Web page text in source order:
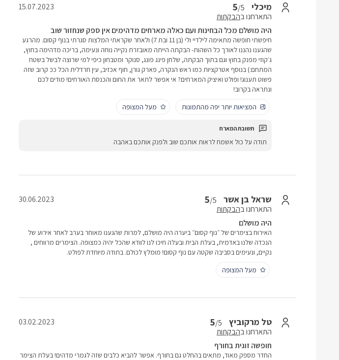
מיכלי 5/5
התארחנו בהבקתות
15.07.2023
היה מושלם מכל הבחינות ועם כאלה מארחים מדהימים אין ספק שנחזור שוב
חיפשתי חופשה מתאימה לילדיי ולי (בן 11 ובת 7) ולאחר שקראתי המלצות סגרתי בנוף קסום. מהרגע
שהגענו נהננו לאורך כל השהות- הבקתה הייתה מאובזרת נקייה נוחה ונעימה, בריכה מדהימה בחוץ,
ג׳קוזי מפנק בחוץ וגם בתוך הבקתה, שלחן פינג פונג, סנוקר ומטבחון כיפי למי שרוצה לבשל בשטח
המתחם:) בנוסף אטרקציות כמו ראש הנקרה, פארק גורן, חוף אכזיב, עין חרדלית הכל ככ קרוב שזה
פשוט תענוג! ופולט ואיציק המארחים? אי אפשר לתאר את החום והכנסת האורחים! מודים לכם
ונתראה בקרוב!
המציאות יותר יפה מהתמונות
מעל המצופה
תודה על כול אשמח לראות אותכם שוב ולפנק אותכם באהבה
שראל בן אשר 5/5
התארחנו בהבקתות
30.06.2023
היה מושלם
האירוח בצימרים של ״נוף קסום״ ביערה היה מושלם, למרות שהגענו מאוחר בערב לאחר אירוע של
הנכדה שלנו באדמית, בעלת הבית ובעלה חיכו לנו לוודא שהכל יהיה כמצופה. הצימרים מרווחים ,
נקיים, ונעימים בסביבה שקטה עם נוף קסום! מומלץ לכולם. בתודה מיוחדת לפולט.
מעל המצופה
טל מרקוביץ 5/5
התארחנו בהבקתות
03.02.2023
חופשה זוגית בחורף
החדר מספק מאוד, מתאים בהחלט גם בחורף. אפשר להביא כלבים שזה לגמרי מדהים! בעלת הצימר